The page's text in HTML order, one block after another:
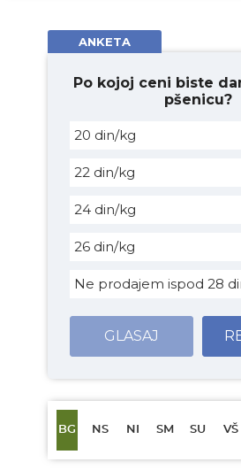
ANKETA
Po kojoj ceni biste
pšenicu?
20 din/kg
22 din/kg
24 din/kg
26 din/kg
Ne prodajem ispod 28
GLASAJ
BG NS NI SM SU VŠ